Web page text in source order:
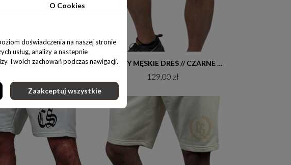
Do koszyka SZORTY MĘSKIE DRES // CZARNE / SZARY CS LAUR Do koszyka SZORTY MĘSKIE DRES // CZARNE / CZARNY GOTYK
129,00 zł
O Cookies
doświadczenia na naszej stronie
usług, analizy a nastepnie
Twoich zachowań podczas nawigacji.
Zaakceptuj wszystkie